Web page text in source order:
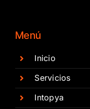
Menú
Inicio
Servicios
Intopya